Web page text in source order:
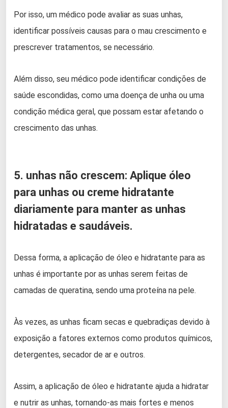
Por isso, um médico pode avaliar as suas unhas,
identificar possíveis causas para o mau crescimento e
prescrever tratamentos, se necessário.
Além disso, seu médico pode identificar condições de
saúde escondidas, como uma doença de unha ou uma
condição médica geral, que possam estar afetando o
crescimento das unhas.
5. unhas não crescem: Aplique óleo
para unhas ou creme hidratante
diariamente para manter as unhas
hidratadas e saudáveis.
Dessa forma, a aplicação de óleo e hidratante para as
unhas é importante por as unhas serem feitas de
camadas de queratina, sendo uma proteína na pele.
Às vezes, as unhas ficam secas e quebradiças devido à
exposição a fatores externos como produtos químicos,
detergentes, secador de ar e outros.
Assim, a aplicação de óleo e hidratante ajuda a hidratar
e nutrir as unhas, tornando-as mais fortes e menos